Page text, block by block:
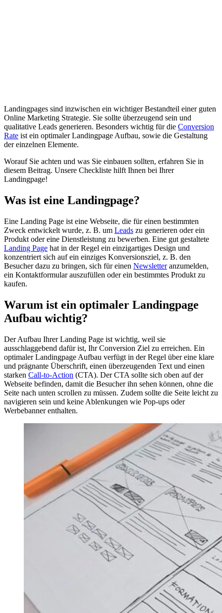
Landingpages sind inzwischen ein wichtiger Bestandteil einer guten
Online Marketing Strategie. Sie sollte überzeugend sein und
qualitative Leads generieren. Besonders wichtig für die Conversion
Rate ist ein optimaler Landingpage Aufbau, sowie die Gestaltung
der einzelnen Elemente.
Worauf Sie achten und was Sie einbauen sollten, erfahren Sie in
diesem Beitrag. Unsere Checkliste hilft Ihnen bei Ihrer
Landingpage!
Was ist eine Landingpage?
Eine Landing Page ist eine Webseite, die für einen bestimmten
Zweck entwickelt wurde, z. B. um Leads zu generieren oder ein
Produkt oder eine Dienstleistung zu bewerben. Eine gut gestaltete
Landing Page hat in der Regel ein einzigartiges Design und
konzentriert sich auf ein einziges Konversionsziel, z. B. den
Besucher dazu zu bringen, sich für einen Newsletteranzumelden,
ein Kontaktformular auszufüllen oder ein bestimmtes Produkt zu
kaufen.
Warum ist ein optimaler Landingpage
Aufbau wichtig?
Der Aufbau Ihrer Landing Page ist wichtig, weil sie
ausschlaggebend dafür ist, Ihr Conversion Ziel zu erreichen. Ein
optimaler Landingpage Aufbau verfügt in der Regel über eine klare
und prägnante Überschrift, einen überzeugenden Text und einen
starken Call-to-Action (CTA). Der CTA sollte sich oben auf der
Webseite befinden, damit die Besucher ihn sehen können, ohne die
Seite nach unten scrollen zu müssen. Zudem sollte die Seite leicht zu
navigieren sein und keine Ablenkungen wie Pop-ups oder
Werbebanner enthalten.